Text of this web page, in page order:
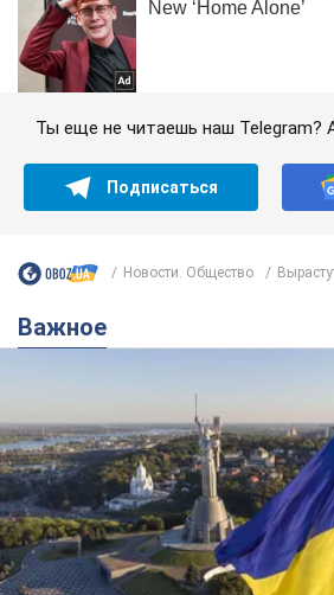
Ты еще не читаешь наш Telegram?
Подписаться
Новости. Общество
Важное